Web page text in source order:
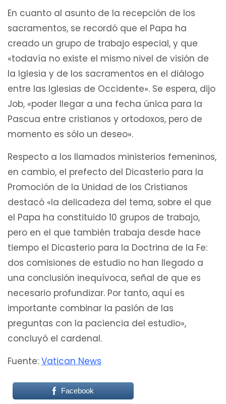
En cuanto al asunto de la recepción de los
sacramentos, se recordó que el Papa ha
creado un grupo de trabajo especial, y que
«todavía no existe el mismo nivel de visión de
la Iglesia y de los sacramentos en el diálogo
entre las Iglesias de Occidente». Se espera, dijo
Job, «poder llegar a una fecha única para la
Pascua entre cristianos y ortodoxos, pero de
momento es sólo un deseo».
Respecto a los llamados ministerios femeninos,
en cambio, el prefecto del Dicasterio para la
Promoción de la Unidad de los Cristianos
destacó «la delicadeza del tema, sobre el que
el Papa ha constituido 10 grupos de trabajo,
pero en el que también trabaja desde hace
tiempo el Dicasterio para la Doctrina de la Fe:
dos comisiones de estudio no han llegado a
una conclusión inequívoca, señal de que es
necesario profundizar. Por tanto, aquí es
importante combinar la pasión de las
preguntas con la paciencia del estudio»,
concluyó el cardenal.
Fuente: Vatican News
Facebook